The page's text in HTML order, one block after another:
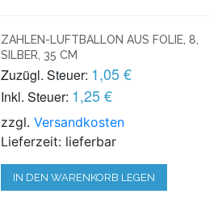
ZAHLEN-LUFTBALLON AUS FOLIE, 8,
SILBER, 35 CM
Zuzügl. Steuer: 1,05 €
Inkl. Steuer: 1,25 €
zzgl.Versandkosten
Lieferzeit: lieferbar
IN DEN WARENKORB LEGEN